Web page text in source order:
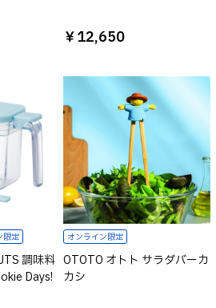
￥12,650
限定
調味料
Days!
オンライン限定
OTOTO オトト サラダバーカ
カシ